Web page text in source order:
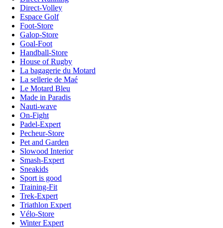
Direct-Volley
Espace Golf
Foot-Store
Galop-Store
Goal-Foot
Handball-Store
House of Rugby
La bagagerie du Motard
La sellerie de Maé
Le Motard Bleu
Made in Paradis
Nauti-wave
On-Fight
Padel-Expert
Pecheur-Store
Pet and Garden
Slowood Interior
Smash-Expert
Sneakids
Sport is good
Training-Fit
Trek-Expert
Triathlon Expert
Vélo-Store
Winter Expert